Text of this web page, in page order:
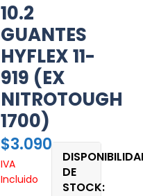
10.2
GUANTES
HYFLEX 11-
919 (EX
NITROTOUGH
1700)
$3.090
IVA
Incluido
DE
STOCK: